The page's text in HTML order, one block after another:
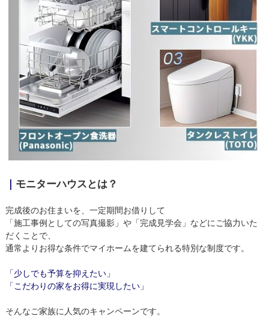
｜ モニターハウスとは？
完成後のお住まいを、一定期間お借りして
「施工事例としての写真撮影」や「完成見学会」などにご協力いた
だくことで、
通常よりお得な条件でマイホームを建てられる特別な制度です。
「少しでも予算を抑えたい」
「こだわりの家をお得に実現したい」
そんなご家族に人気のキャンペーンです。